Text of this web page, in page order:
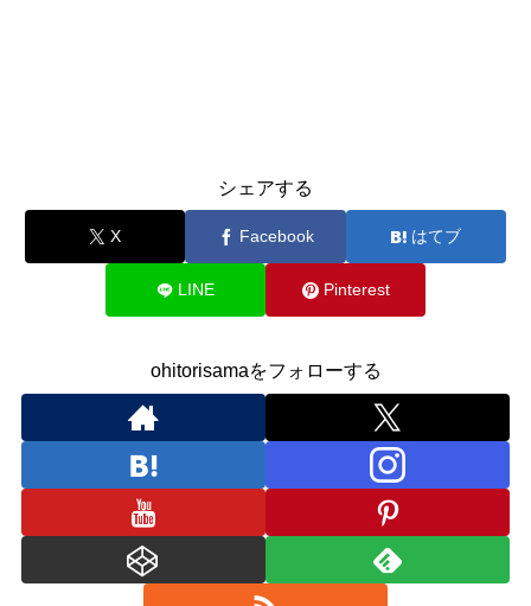
シェアする
X Facebook はてブ
LINE Pinterest
ohitorisamaをフォローする